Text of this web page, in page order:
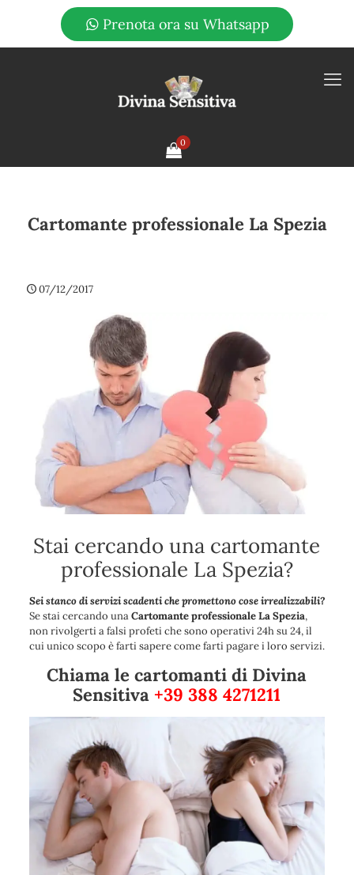
Prenota ora su Whatsapp
0
Cartomante professionale La Spezia
07/12/2017
Stai cercando una cartomante
professionale La Spezia?
Sei stanco di servizi scadenti che promettono cose irrealizzabili?
Se stai cercando unaCartomante professionale La Spezia,
non rivolgerti a falsi profeti che sono operativi 24h su 24, il
cui unico scopo è farti sapere come farti pagare i loro servizi.
Chiama le cartomanti di Divina
Sensitiva +39 388 4271211